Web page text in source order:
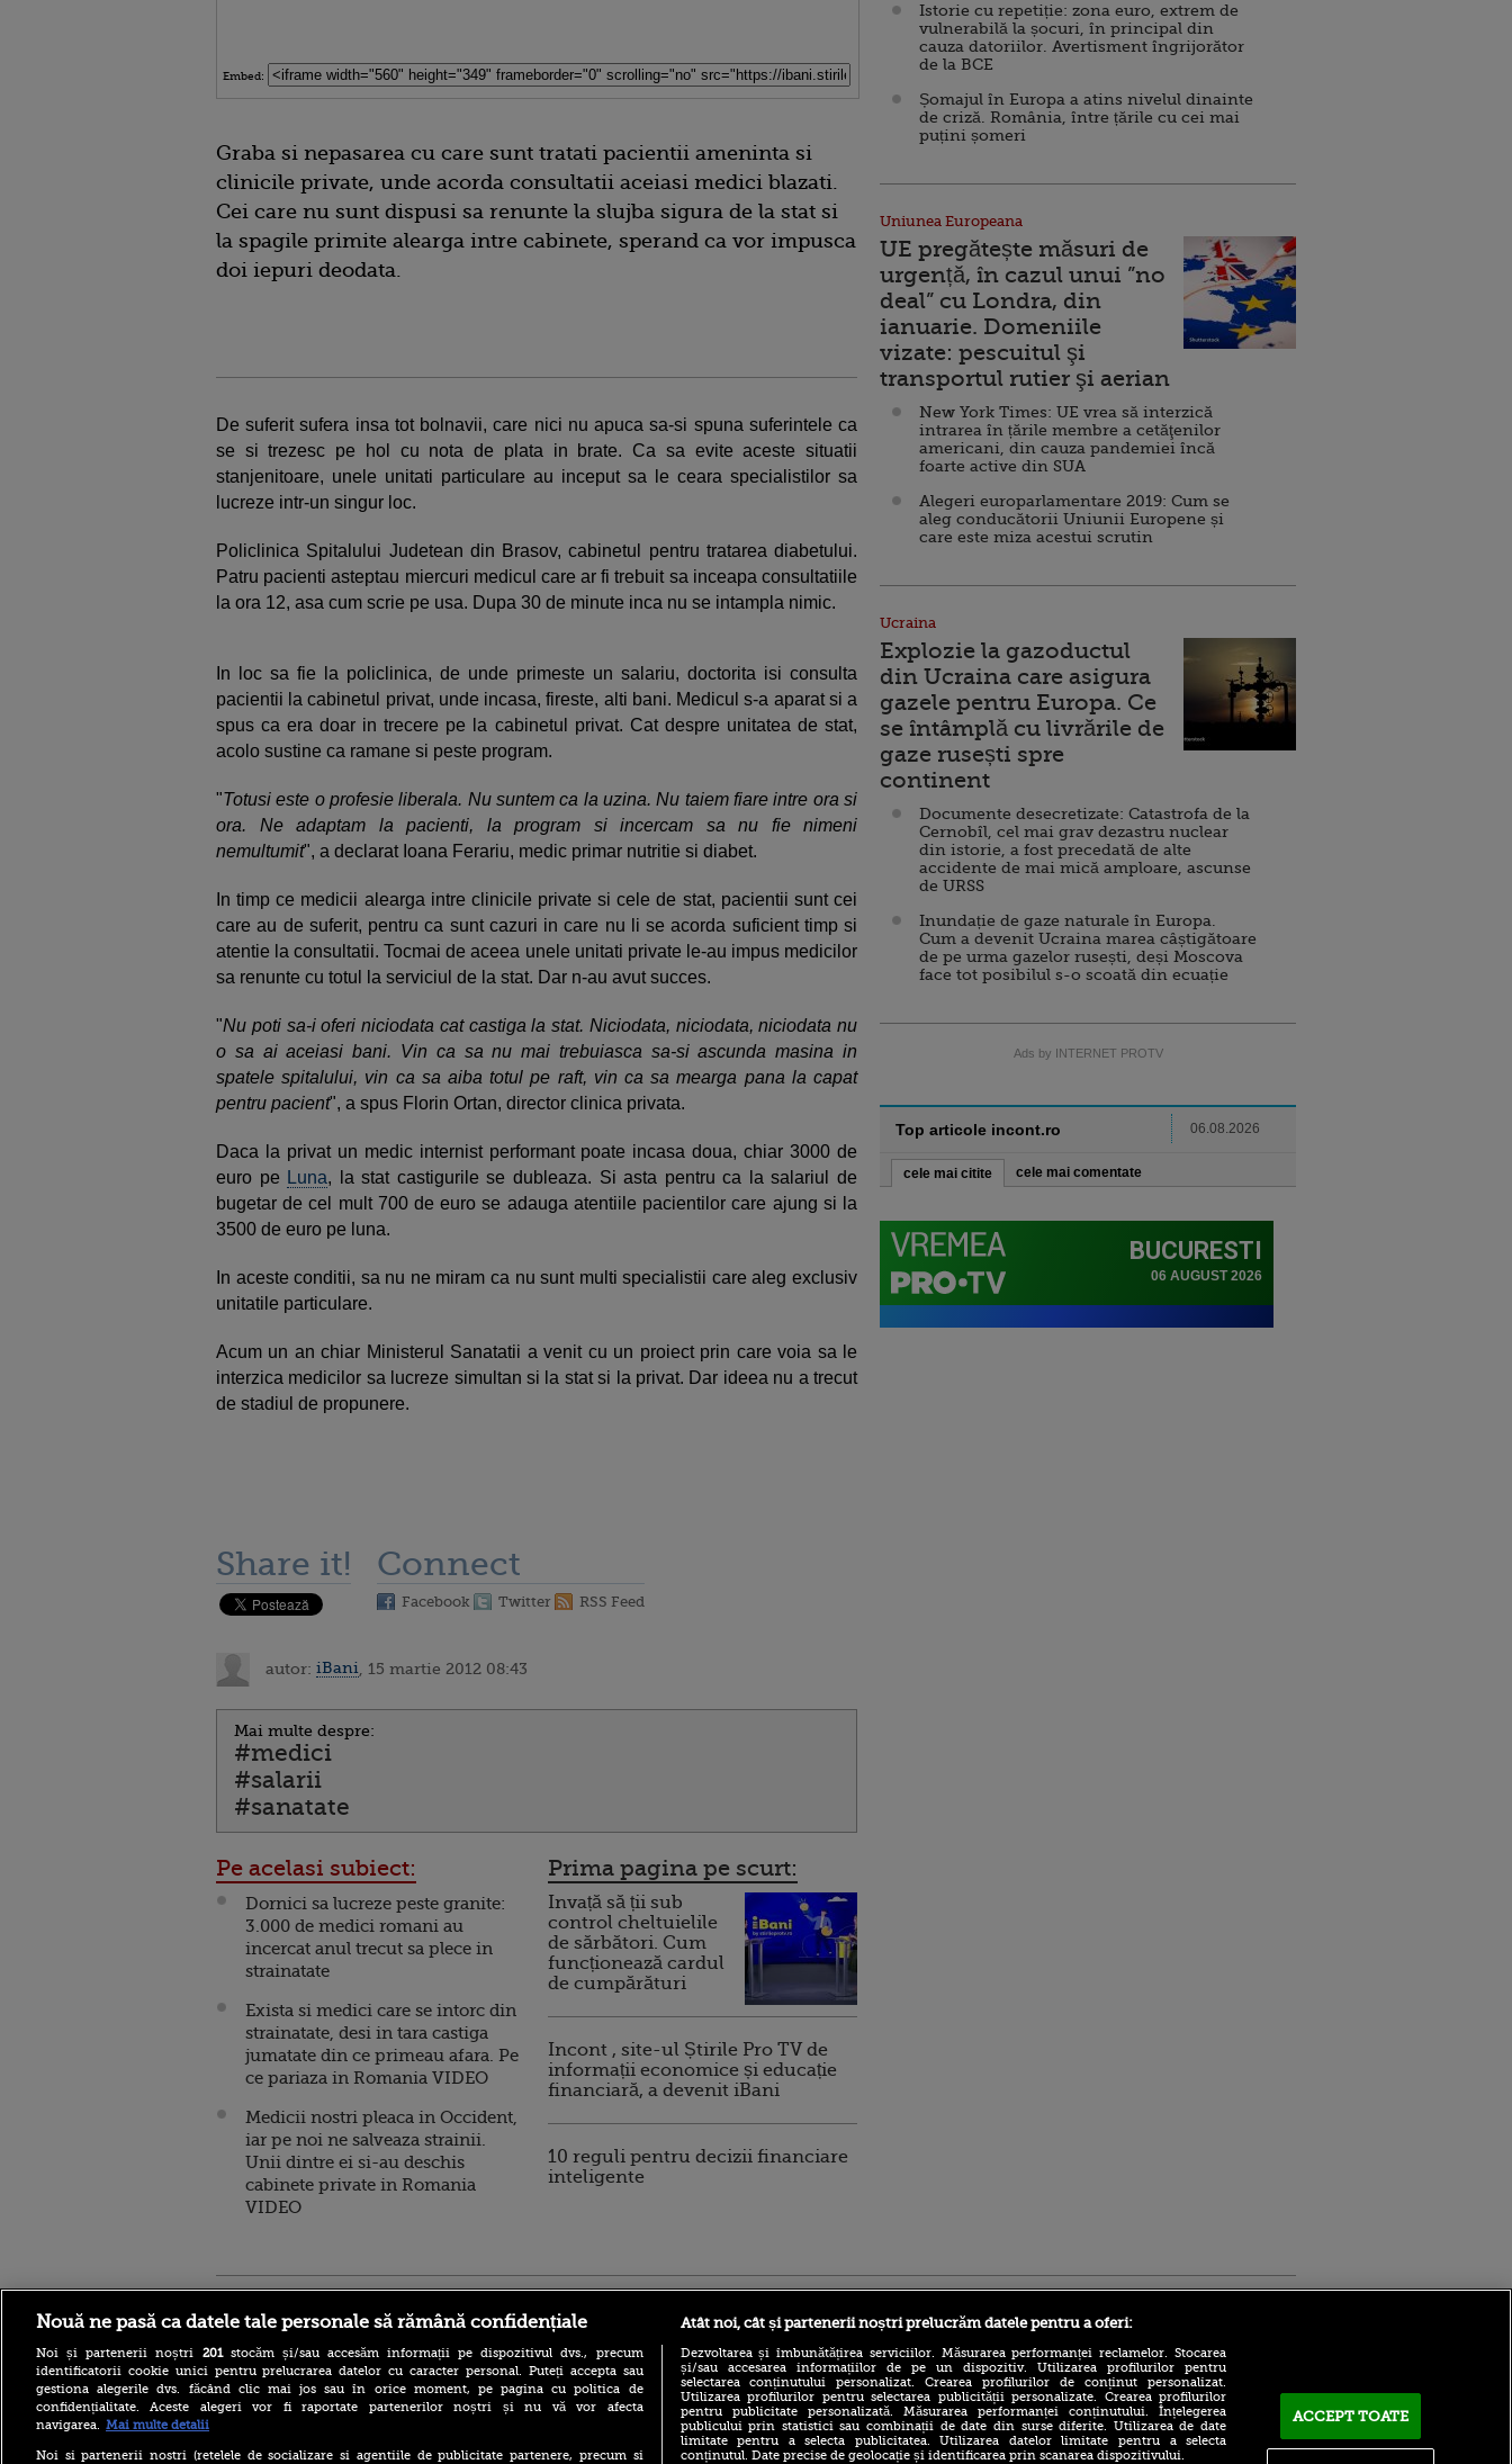
Embed:
Graba si nepasarea cu care sunt tratati pacientii ameninta si
clinicile private, unde acorda consultatii aceiasi medici blazati.
Cei care nu sunt dispusi sa renunte la slujba sigura de la stat si
la spagile primite alearga intre cabinete, sperand ca vor impusca
doi iepuri deodata.
De suferit sufera insa tot bolnavii, care nici nu apuca sa-si spuna suferintele ca
se si trezesc pe hol cu nota de plata in brate. Ca sa evite aceste situatii
stanjenitoare, unele unitati particulare au inceput sa le ceara specialistilor sa
lucreze intr-un singur loc.
Policlinica Spitalului Judetean din Brasov, cabinetul pentru tratarea diabetului.
Patru pacienti asteptau miercuri medicul care ar fi trebuit sa inceapa consultatiile
la ora 12, asa cum scrie pe usa. Dupa 30 de minute inca nu se intampla nimic.
In loc sa fie la policlinica, de unde primeste un salariu, doctorita isi consulta
pacientii la cabinetul privat, unde incasa, fireste, alti bani. Medicul s-a aparat si a
spus ca era doar in trecere pe la cabinetul privat. Cat despre unitatea de stat,
acolo sustine ca ramane si peste program.
"Totusi este o profesie liberala. Nu suntem ca la uzina. Nu taiem fiare intre ora si
ora. Ne adaptam la pacienti, la program si incercam sa nu fie nimeni
nemultumit", a declarat Ioana Ferariu, medic primar nutritie si diabet.
In timp ce medicii alearga intre clinicile private si cele de stat, pacientii sunt cei
care au de suferit, pentru ca sunt cazuri in care nu li se acorda suficient timp si
atentie la consultatii. Tocmai de aceea unele unitati private le-au impus medicilor
sa renunte cu totul la serviciul de la stat. Dar n-au avut succes.
"Nu poti sa-i oferi niciodata cat castiga la stat. Niciodata, niciodata, niciodata nu
o sa ai aceiasi bani. Vin ca sa nu mai trebuiasca sa-si ascunda masina in
spatele spitalului, vin ca sa aiba totul pe raft, vin ca sa mearga pana la capat
pentru pacient", a spus Florin Ortan, director clinica privata.
Daca la privat un medic internist performant poate incasa doua, chiar 3000 de
euro pe Luna, la stat castigurile se dubleaza. Si asta pentru ca la salariul de
bugetar de cel mult 700 de euro se adauga atentiile pacientilor care ajung si la
3500 de euro pe luna.
In aceste conditii, sa nu ne miram ca nu sunt multi specialistii care aleg exclusiv
unitatile particulare.
Acum un an chiar Ministerul Sanatatii a venit cu un proiect prin care voia sa le
interzica medicilor sa lucreze simultan si la stat si la privat. Dar ideea nu a trecut
de stadiul de propunere.
Share it! Connect
Facebook Twitter RSS Feed
autor: iBani , 15 martie 2012 08:43
Mai multe despre:
#medici
#salarii
#sanatate
Pe acelasi subiect:
Dornici sa lucreze peste granite:
3.000 de medici romani au
incercat anul trecut sa plece in
strainatate
Exista si medici care se intorc din
strainatate, desi in tara castiga
jumatate din ce primeau afara. Pe
ce pariaza in Romania VIDEO
Medicii nostri pleaca in Occident,
iar pe noi ne salveaza strainii.
Unii dintre ei si-au deschis
cabinete private in Romania
VIDEO
Prima pagina pe scurt:
Invață să ții sub
control cheltuielile
de sărbători. Cum
funcționează cardul
de cumpărături
Incont , site-ul Știrile Pro TV de
informații economice și educație
financiară, a devenit iBani
10 reguli pentru decizii financiare
inteligente
Istorie cu repetiție: zona euro, extrem de
vulnerabilă la șocuri, în principal din
cauza datoriilor. Avertisment îngrijorător
de la BCE
Șomajul în Europa a atins nivelul dinainte
de criză. România, între țările cu cei mai
puțini șomeri
Uniunea Europeana
UE pregătește măsuri de
urgență, în cazul unui ”no
deal” cu Londra, din
ianuarie. Domeniile
vizate: pescuitul şi
transportul rutier şi aerian
New York Times: UE vrea să interzică
intrarea în țările membre a cetăţenilor
americani, din cauza pandemiei încă
foarte active din SUA
Alegeri europarlamentare 2019: Cum se
aleg conducătorii Uniunii Europene și
care este miza acestui scrutin
Ucraina
Explozie la gazoductul
din Ucraina care asigura
gazele pentru Europa. Ce
se întâmplă cu livrările de
gaze rusești spre
continent
Documente desecretizate: Catastrofa de la
Cernobîl, cel mai grav dezastru nuclear
din istorie, a fost precedată de alte
accidente de mai mică amploare, ascunse
de URSS
Inundație de gaze naturale în Europa.
Cum a devenit Ucraina marea câștigătoare
de pe urma gazelor rusești, deși Moscova
face tot posibilul s-o scoată din ecuație
Ads by INTERNET PROTV
Top articole incont.ro 06.08.2026
cele mai citite cele mai comentate
negre” ia amploare în Rusia.
Adrian Mihalcea, discurs
Nouă ne pasă ca datele tale personale să rămână confidențiale
Noi și partenerii noștri 201stocăm și/sau accesăm informații pe dispozitivul dvs., precum
identificatorii cookie unici pentru prelucrarea datelor cu caracter personal. Puteți accepta sau
gestiona alegerile dvs. făcând clic mai jos sau în orice moment, pe pagina cu politica de
confidențialitate. Aceste alegeri vor fi raportate partenerilor noștri și nu vă vor afecta
navigarea. Mai multe detalii
Noi si partenerii nostri (retelele de socializare si agentiile de publicitate partenere, precum si
Atât noi, cât și partenerii noștri prelucrăm datele pentru a oferi:
Dezvoltarea și îmbunătățirea serviciilor. Măsurarea performanței reclamelor. Stocarea
și/sau accesarea informațiilor de pe un dispozitiv. Utilizarea profilurilor pentru
selectarea conținutului personalizat. Crearea profilurilor de conținut personalizat.
Utilizarea profilurilor pentru selectarea publicității personalizate. Crearea profilurilor
pentru publicitate personalizată. Măsurarea performanței conținutului. Înțelegerea
publicului prin statistici sau combinații de date din surse diferite. Utilizarea de date
limitate pentru a selecta publicitatea. Utilizarea datelor limitate pentru a selecta
conținutul. Date precise de geolocație și identificarea prin scanarea dispozitivului.
ACCEPT TOATE